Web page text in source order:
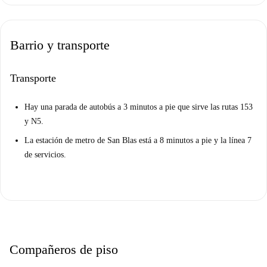
Barrio y transporte
Transporte
Hay una parada de autobús a 3 minutos a pie que sirve las rutas 153
y N5.
La estación de metro de San Blas está a 8 minutos a pie y la línea 7
de servicios.
Compañeros de piso